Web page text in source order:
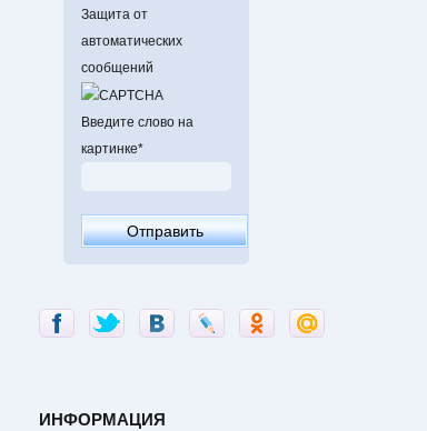
Защита от
автоматических
сообщений
Введите слово на
картинке*
ИНФОРМАЦИЯ